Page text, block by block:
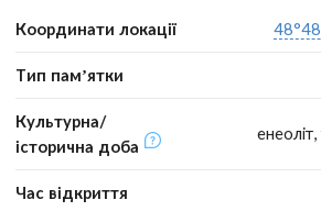
Координати локації
Тип пам’ятки
Культурна/
історична доба
Час відкриття